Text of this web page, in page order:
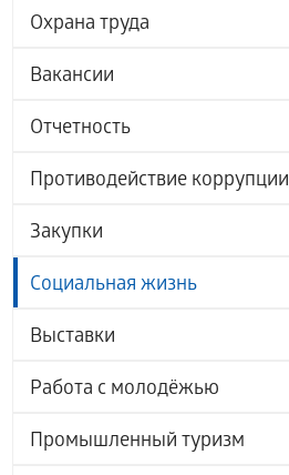
Охрана труда
Вакансии
Отчетность
Противодействие коррупции
Закупки
Социальная жизнь
Выставки
Работа с молодёжью
Промышленный туризм